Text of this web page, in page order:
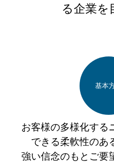
る企業を
基本
お客様の多様化する
できる柔軟性のあ
強い信念のもとご要